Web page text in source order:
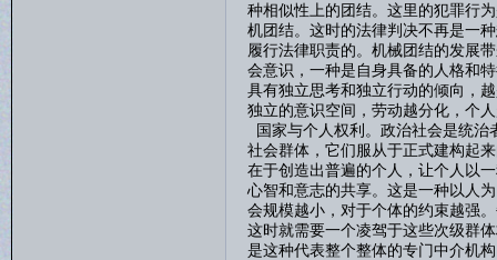
种相似性上的团结。这里的犯罪行
机团结。这时的法律判决不再是一
履行法律职责的。机械团结的发展
会意识，一种是自身具备的人格和
具有独立思考和独立行动的倾向，
独立的意识空间，劳动越分化，个
国家与个人权利。政治社会是统治
社会群体，它们服从于正式建构起
在于创造出普遍的个人，让个人以
心智和意志的共享。这是一种以人
会规模越小，对于个体的约束越强
这时就需要一个凌驾于这些次级群
是这种代表整个整体的专门中介机